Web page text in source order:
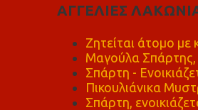
ΑΓΓΕΛΙΕΣ
Ζητείται άτομο με
Μαγούλα Σπάρτης,
Σπάρτη -
Πικουλιάνικα
Σπάρτη,